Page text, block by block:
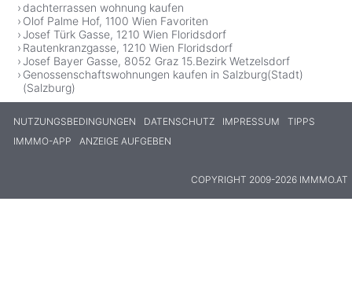
dachterrassen wohnung kaufen
Olof Palme Hof, 1100 Wien Favoriten
Josef Türk Gasse, 1210 Wien Floridsdorf
Rautenkranzgasse, 1210 Wien Floridsdorf
Josef Bayer Gasse, 8052 Graz 15.Bezirk Wetzelsdorf
Genossenschaftswohnungen kaufen in Salzburg(Stadt)
(Salzburg)
NUTZUNGSBEDINGUNGEN DATENSCHUTZ IMPRESSUM
TIPPS
IMMMO-APP
ANZEIGE AUFGEBEN
COPYRIGHT 2009-2026 IMMMO.AT